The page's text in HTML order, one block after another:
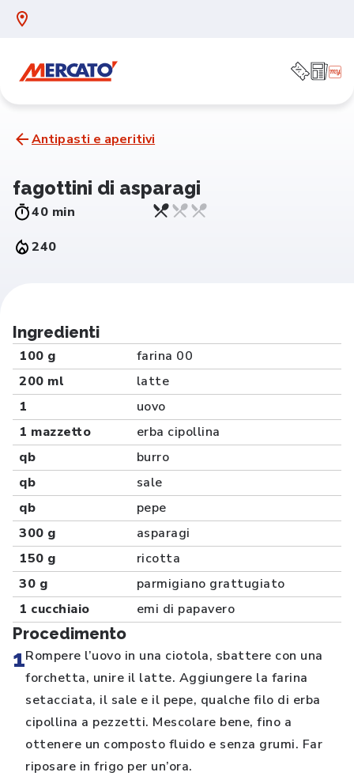
Antipasti e aperitivi
fagottini di asparagi
40 min
240
Ingredienti
100 g
farina 00
200 ml
latte
1
uovo
1 mazzetto
erba cipollina
qb
burro
qb
sale
qb
pepe
300 g
asparagi
150 g
ricotta
30 g
parmigiano grattugiato
1 cucchiaio
emi di papavero
Procedimento
1Rompere l’uovo in una ciotola, sbattere con una
forchetta, unire il latte. Aggiungere la farina
setacciata, il sale e il pepe, qualche filo di erba
cipollina a pezzetti. Mescolare bene, fino a
ottenere un composto fluido e senza grumi. Far
riposare in frigo per un’ora.